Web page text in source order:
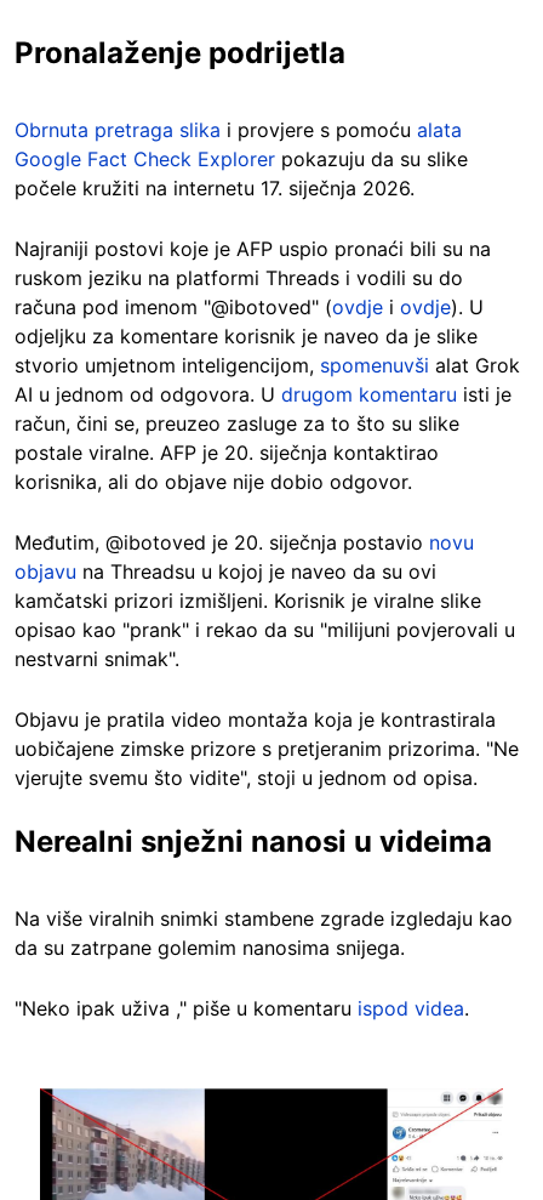
Pronalaženje podrijetla
Obrnuta pretraga slika i provjere s pomoću alata
Google Fact Check Explorer pokazuju da su slike
počele kružiti na internetu 17. siječnja 2026.
Najraniji postovi koje je AFP uspio pronaći bili su na
ruskom jeziku na platformi Threads i vodili su do
računa pod imenom "@ibotoved" (ovdje i ovdje). U
odjeljku za komentare korisnik je naveo da je slike
stvorio umjetnom inteligencijom, spomenuvši alat Grok
AI u jednom od odgovora. U drugom komentaru isti je
račun, čini se, preuzeo zasluge za to što su slike
postale viralne. AFP je 20. siječnja kontaktirao
korisnika, ali do objave nije dobio odgovor.
Međutim, @ibotoved je 20. siječnja postavio novu
objavu na Threadsu u kojoj je naveo da su ovi
kamčatski prizori izmišljeni. Korisnik je viralne slike
opisao kao "prank" i rekao da su "milijuni povjerovali u
nestvarni snimak".
Objavu je pratila video montaža koja je kontrastirala
uobičajene zimske prizore s pretjeranim prizorima. "Ne
vjerujte svemu što vidite", stoji u jednom od opisa.
Nerealni snježni nanosi u videima
Na više viralnih snimki stambene zgrade izgledaju kao
da su zatrpane golemim nanosima snijega.
"Neko ipak uživa ," piše u komentaru ispod videa.
Image